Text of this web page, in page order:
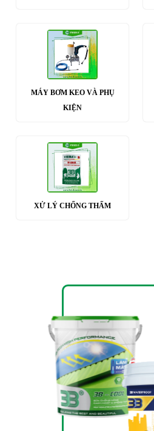
MÁY BƠM KEO VÀ PHỤ
KIỆN
XỬ LÝ CHỐNG THẤM